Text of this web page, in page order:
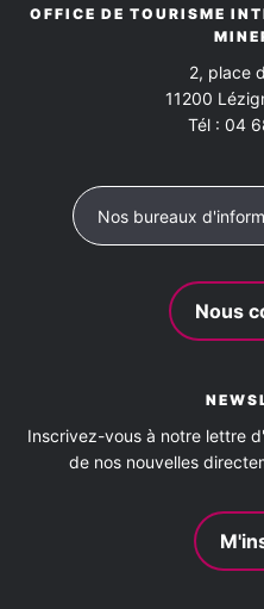
OFFICE DE TOURISME
2, place
11200
Tél : 04
Nos bureaux
Nous
Inscrivez-vous à notre lettre
de nos nouvelles